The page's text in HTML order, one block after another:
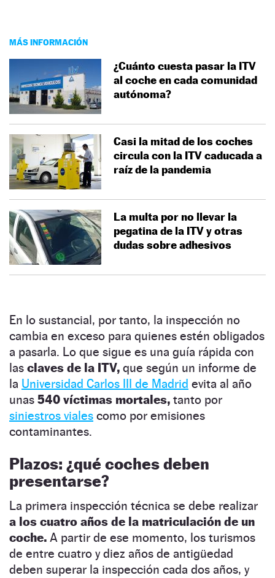
MÁS INFORMACIÓN
¿Cuánto cuesta pasar la ITV
al coche en cada comunidad
autónoma?
Casi la mitad de los coches
circula con la ITV caducada a
raíz de la pandemia
La multa por no llevar la
pegatina de la ITV y otras
dudas sobre adhesivos
En lo sustancial, por tanto, la inspección no
cambia en exceso para quienes estén obligados
a pasarla. Lo que sigue es una guía rápida con
las claves de la ITV, que según un informe de
la Universidad Carlos III de Madrid evita al año
unas 540 víctimas mortales, tanto por
siniestros viales como por emisiones
contaminantes.
Plazos: ¿qué coches deben
presentarse?
La primera inspección técnica se debe realizar
a los cuatro años de la matriculación de un
coche. A partir de ese momento, los turismos
de entre cuatro y diez años de antigüedad
deben superar la inspección cada dos años, y